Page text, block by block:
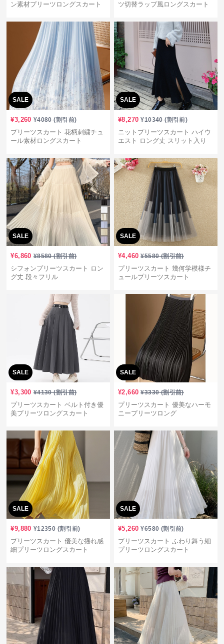
ン素材プリーツロングスカート
ツ切替ラップ風ロングスカート
SALE
¥3,260 ¥4080(割引前)
プリーツスカート 花柄刺繍チュ
ール素材ロングスカート
SALE
¥8,270 ¥10340(割引前)
ニットプリーツスカート ハイウ
エスト ロング丈 スリット入り
SALE
¥6,860 ¥8580(割引前)
シフォンプリーツスカート ロン
グ丈 段々フリル
SALE
¥4,460 ¥5580(割引前)
プリーツスカート 幾何学模様チ
ュールプリーツスカート
SALE
¥3,300 ¥4130(割引前)
プリーツスカート ベルト付き優
美プリーツロングスカート
SALE
¥2,660 ¥3330(割引前)
プリーツスカート 優美なハーモ
ニープリーツロング
SALE
¥9,880 ¥12350(割引前)
プリーツスカート 優美な揺れ感
細プリーツロングスカート
SALE
¥5,260 ¥6580(割引前)
プリーツスカート ふわり舞う細
プリーツロングスカート